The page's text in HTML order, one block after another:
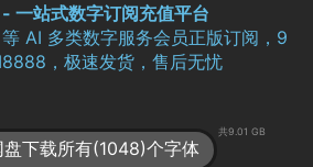
一站式数字订阅充值平台
AI 多类数字服务会员正版订阅，9
，极速发货，售后无忧
下载所有(1048)个字体
共9.01 GB